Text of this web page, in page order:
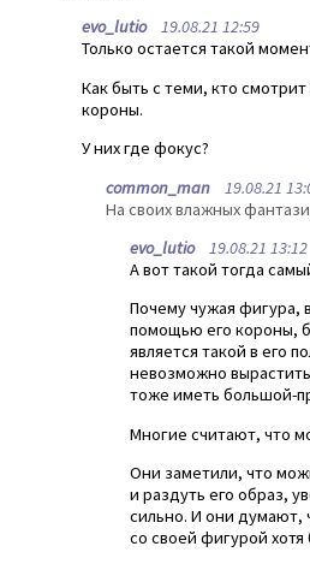
evo_lutio19.08.21 12:59
Только остается такой
Как быть с теми, кто
короны.
У них где фокус?
common_man 19.08.21
На своих влажных
evo_lutio19.08.21 13:12
А вот такой тогда
Почему чужая фигура,
помощью его короны,
является такой в его
невозможно
тоже иметь большой-
Многие считают, что
Они заметили, что
и раздуть его образ,
сильно. И они думают,
со своей фигурой хотя